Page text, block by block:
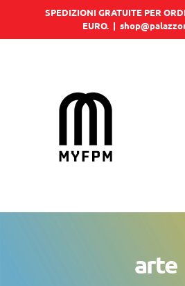
SPEDIZIONI GRATUITE PER
EURO. |
arte